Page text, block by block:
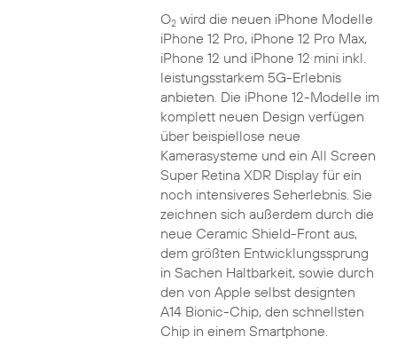
O2wird die neuen iPhone Modelle
iPhone 12 Pro, iPhone 12 Pro Max,
iPhone 12 und iPhone 12 mini inkl.
leistungsstarkem 5G-Erlebnis
anbieten. Die iPhone 12-Modelle im
komplett neuen Design verfügen
über beispiellose neue
Kamerasysteme und ein All Screen
Super Retina XDR Display für ein
noch intensiveres Seherlebnis. Sie
zeichnen sich außerdem durch die
neue Ceramic Shield-Front aus,
dem größten Entwicklungssprung
in Sachen Haltbarkeit, sowie durch
den von Apple selbst designten
A14 Bionic-Chip, den schnellsten
Chip in einem Smartphone.